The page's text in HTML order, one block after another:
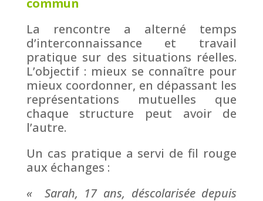
La rencontre a alterné temps
d’interconnaissance et travail
pratique sur des situations réelles.
L’objectif : mieux se connaître pour
mieux coordonner, en dépassant les
représentations mutuelles que
chaque structure peut avoir de
l’autre.
Un cas pratique a servi de fil rouge
aux échanges :
« Sarah, 17 ans, déscolarisée depuis